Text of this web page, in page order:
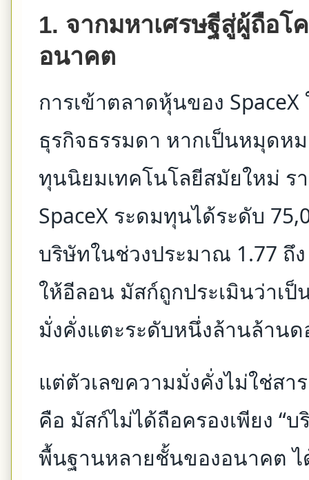
1. จากมหาเศรษฐีสู่ผู้ถือโ
อนาคต
การเข้าตลาดหุ้นของ
ธุรกิจธรรมดา หากเป็นหมุดห
ทุนนิยมเทคโนโลยีสมัยใหม่ ร
SpaceX ระดมทุนได้ระดับ
บริษัทในช่วงประมาณ 1.77 ถึ
ให้อีลอน มัสก์ถูกประเมินว่าเ
มั่งคั่งแตะระดับหนึ่งล้านล้านด
แต่ตัวเลขความมั่งคั่งไม่ใช่ส
คือ มัสก์ไม่ได้ถือครองเพียง “
พื้นฐานหลายชั้นของอนาคต